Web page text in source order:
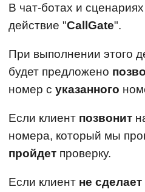
В чат-ботах и
действие "CallGate".
При выполнении этого
будет предложено
номер с указанного
Если клиент позвонит
номера, который мы
пройдетпроверку.
Если клиент не сделает